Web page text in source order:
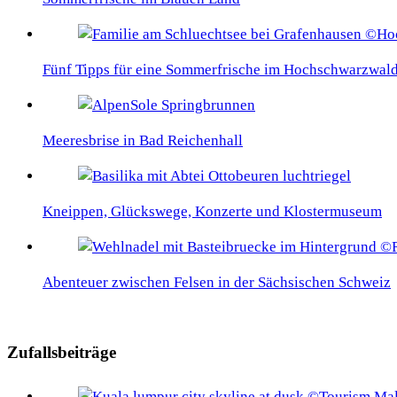
Fünf Tipps für eine Sommerfrische im
Meeresbrise in Bad Reichenhall
Kneippen, Glückswege, Konzerte und Klostermuseum
Abenteuer zwischen Felsen in der Sächsischen Schweiz
Zufallsbeiträge